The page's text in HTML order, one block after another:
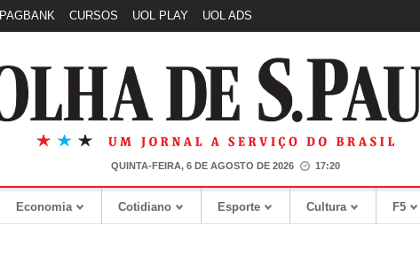
PAGBANK CURSOS UOL PLAY UOL ADS
QUINTA-FEIRA, 6 DE AGOSTO DE 2026 17:20
Economia Cotidiano Esporte Cultura F5